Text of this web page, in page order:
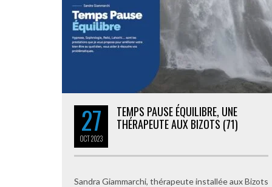
27
OCT2023
TEMPS PAUSE ÉQUILIBRE, UNE
THÉRAPEUTE AUX BIZOTS (71)
Sandra Giammarchi, thérapeute installée aux Bizots